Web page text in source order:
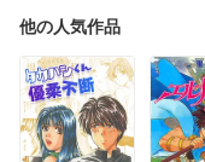
他の人気作品